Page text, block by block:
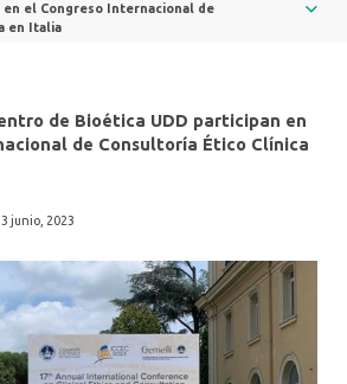
en el Congreso Internacional de
en Italia
de Bioética UDD participan en
de Consultoría Ético Clínica
junio, 2023